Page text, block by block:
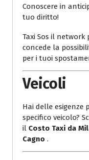
Conoscere in
tuo diritto!
Taxi Sos il
concede la
per i tuoi
Veicoli
Hai delle esigenze
specifico veicolo?
il Costo Taxi da
Cagno .